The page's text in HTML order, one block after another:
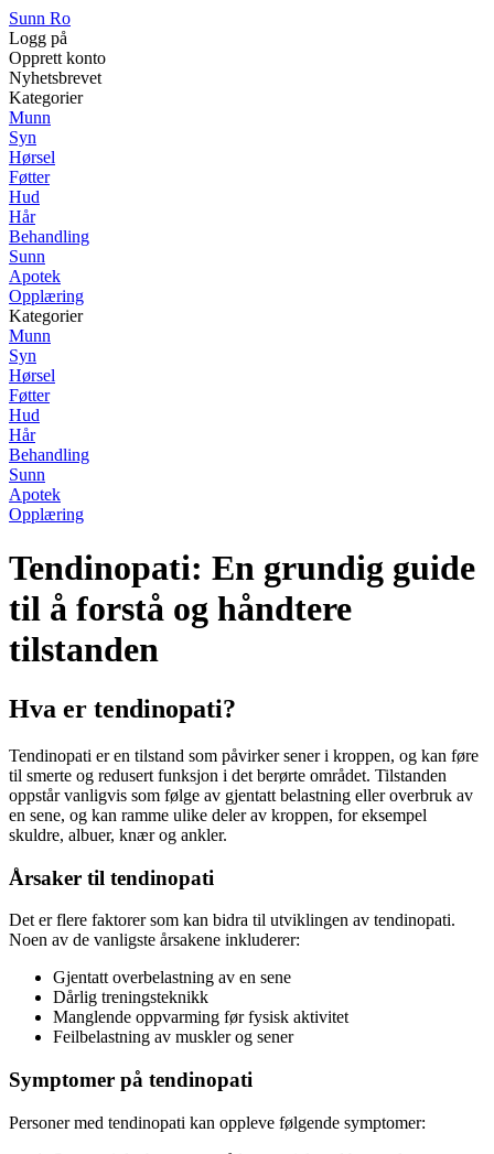
Sunn Ro
Logg på
Opprett konto
Nyhetsbrevet
Kategorier
Munn
Syn
Hørsel
Føtter
Hud
Hår
Behandling
Sunn
Apotek
Opplæring
Kategorier
Munn
Syn
Hørsel
Føtter
Hud
Hår
Behandling
Sunn
Apotek
Opplæring
Tendinopati: En grundig guide
til å forstå og håndtere
tilstanden
Hva er tendinopati?
Tendinopati er en tilstand som påvirker sener i kroppen, og kan føre
til smerte og redusert funksjon i det berørte området. Tilstanden
oppstår vanligvis som følge av gjentatt belastning eller overbruk av
en sene, og kan ramme ulike deler av kroppen, for eksempel
skuldre, albuer, knær og ankler.
Årsaker til tendinopati
Det er flere faktorer som kan bidra til utviklingen av tendinopati.
Noen av de vanligste årsakene inkluderer:
Gjentatt overbelastning av en sene
Dårlig treningsteknikk
Manglende oppvarming før fysisk aktivitet
Feilbelastning av muskler og sener
Symptomer på tendinopati
Personer med tendinopati kan oppleve følgende symptomer: